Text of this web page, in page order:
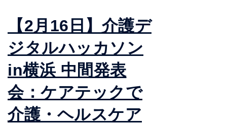
【2月16日】介護デ
ジタルハッカソン
in横浜 中間発表
会：ケアテックで
介護・ヘルスケア